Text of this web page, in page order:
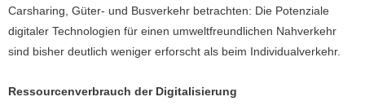
Carsharing, Güter- und Busverkehr betrachten: Die Potenziale
digitaler Technologien für einen umweltfreundlichen Nahverkehr
sind bisher deutlich weniger erforscht als beim Individualverkehr.
Ressourcenverbrauch der Digitalisierung